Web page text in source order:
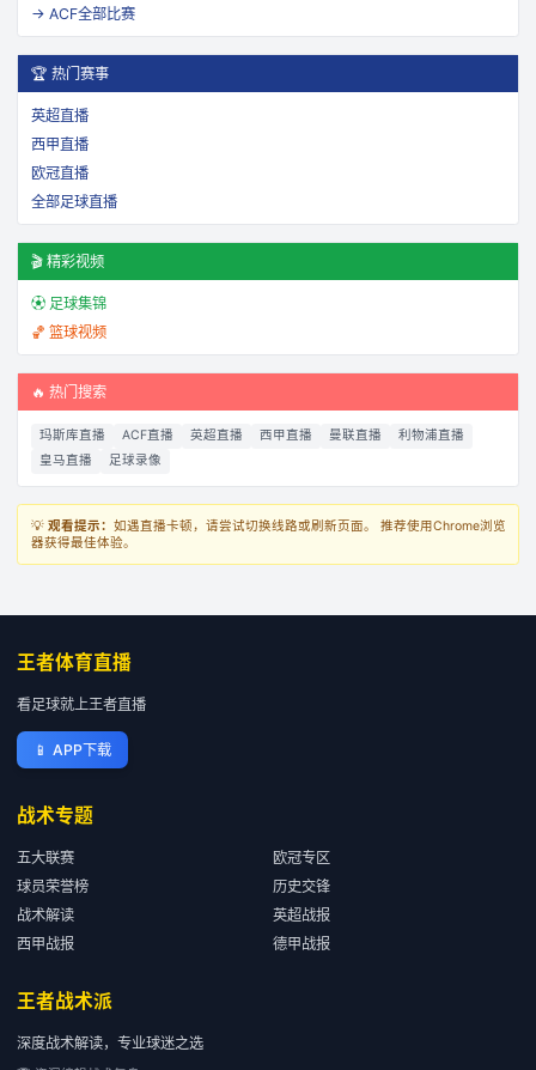
→ ACF全部比赛
🏆 热门赛事
英超直播
西甲直播
欧冠直播
全部足球直播
🎬 精彩视频
⚽ 足球集锦
🏀 篮球视频
🔥 热门搜索
玛斯库直播 ACF直播 英超直播 西甲直播 曼联直播
利物浦直播
皇马直播
足球录像
💡 观看提示： 如遇直播卡顿，请尝试切换线路或刷新页面。 推荐使用Chrome浏览
器获得最佳体验。
王者体育直播
看足球就上王者直播
📱 APP下载
战术专题
五大联赛
欧冠专区
球员荣誉榜
历史交锋
战术解读
英超战报
西甲战报
德甲战报
王者战术派
深度战术解读，专业球迷之选